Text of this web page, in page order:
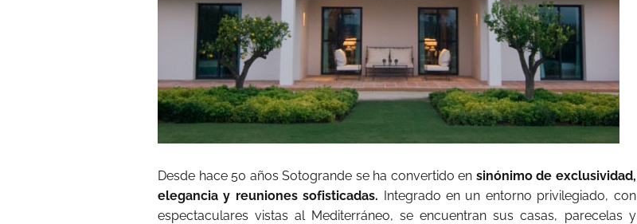
Desde hace 50 años Sotogrande se ha convertido en sinónimo de exclusividad,
elegancia y reuniones sofisticadas. Integrado en un entorno privilegiado, con
espectaculares vistas al Mediterráneo, se encuentran sus casas, parecelas y